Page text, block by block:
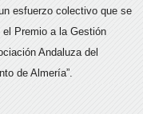
esfuerzo colectivo que se
Premio a la Gestión
Andaluza del
de Almería”.